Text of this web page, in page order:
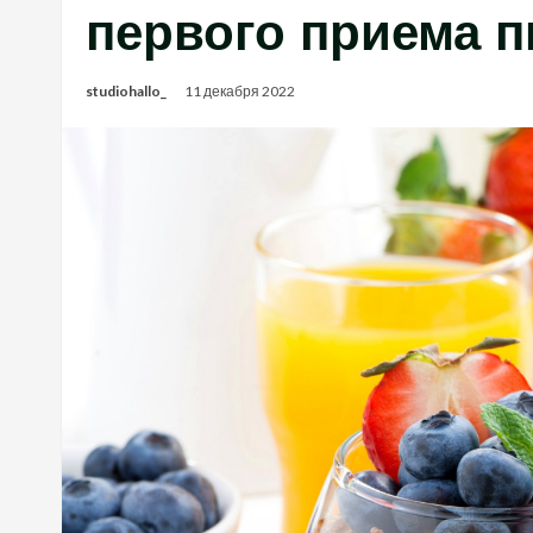
первого приема
studiohallo_ 11 декабря 2022